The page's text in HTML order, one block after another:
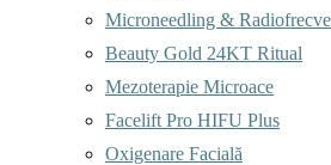
Microneedling &
Beauty Gold 24KT Ritual
Mezoterapie Microace
Facelift Pro HIFU Plus
Oxigenare Facială